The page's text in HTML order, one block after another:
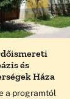
és
Háza
a programtól